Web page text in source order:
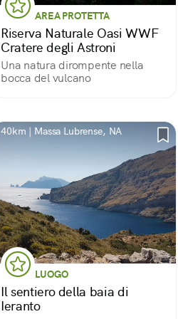
AREA PROTETTA
Riserva Naturale Oasi WWF
Cratere degli Astroni
Una natura dirompente nella
bocca del vulcano
40km | Massa Lubrense, NA
LUOGO
Il sentiero della baia di
Ieranto